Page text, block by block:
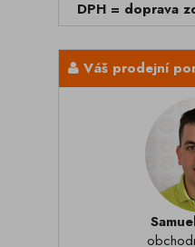
DPH = doprava
Váš prodejní